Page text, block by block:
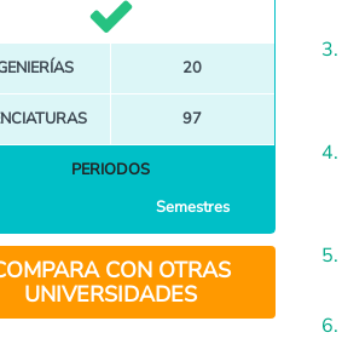
20
97
PERIODOS
Semestres
CON OTRAS
UNIVERSIDADES